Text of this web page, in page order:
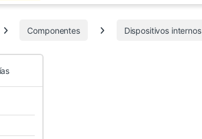
Componentes Dispositivos internos